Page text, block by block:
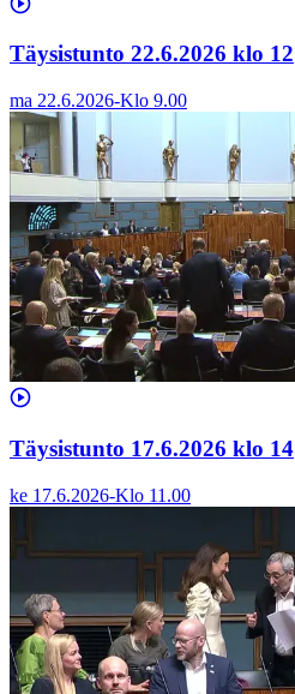
Täysistunto 22.6.2026 klo 12
ma 22.6.2026-Klo 9.00
Täysistunto 17.6.2026 klo 14
ke 17.6.2026-Klo 11.00